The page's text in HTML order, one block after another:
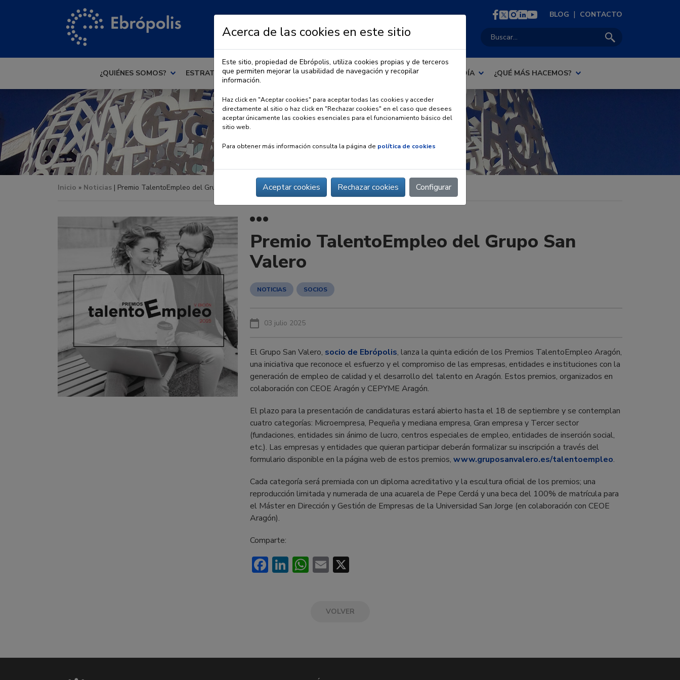
BLOG | CONTACTO
¿QUIÉNES SOMOS? ESTRATEGIA OBSERVATORIO URBANO PREMIO EBRÓPOLIS AL DÍA ¿QUÉ MÁS HACEMOS?
Inicio » Noticias | Premio TalentoEmpleo del Grupo San Valero
Premio TalentoEmpleo del Grupo San
Valero
NOTICIAS SOCIOS
03 julio 2025
El Grupo San Valero, socio de Ebrópolis, lanza la quinta edición de los Premios TalentoEmpleo Aragón,
una iniciativa que reconoce el esfuerzo y el compromiso de las empresas, entidades e instituciones con la
generación de empleo de calidad y el desarrollo del talento en Aragón. Estos premios, organizados en
colaboración con CEOE Aragón y CEPYME Aragón.
El plazo para la presentación de candidaturas estará abierto hasta el 18 de septiembre y se contemplan
cuatro categorías: Microempresa, Pequeña y mediana empresa, Gran empresa y Tercer sector
(fundaciones, entidades sin ánimo de lucro, centros especiales de empleo, entidades de inserción social,
etc.). Las empresas y entidades que quieran participar deberán formalizar su inscripción a través del
formulario disponible en la página web de estos premios, www.gruposanvalero.es/talentoempleo.
Cada categoría será premiada con un diploma acreditativo y la escultura oficial de los premios; una
reproducción limitada y numerada de una acuarela de Pepe Cerdá y una beca del 100% de matrícula para
el Máster en Dirección y Gestión de Empresas de la Universidad San Jorge (en colaboración con CEOE
Aragón).
Comparte:
Facebook
LinkedIn
WhatsApp
Email
VOLVER
Acerca de las cookies en este sitio
Este sitio, propiedad de Ebrópolis, utiliza cookies propias y de terceros
que permiten mejorar la usabilidad de navegación y recopilar
información.
Haz click en "Aceptar cookies" para aceptar todas las cookies y acceder
directamente al sitio o haz click en "Rechazar cookies" en el caso que desees
aceptar únicamente las cookies esenciales para el funcionamiento básico del
sitio web.
Para obtener más información consulta la página de política de cookies
Aceptar cookies Rechazar cookies Configurar